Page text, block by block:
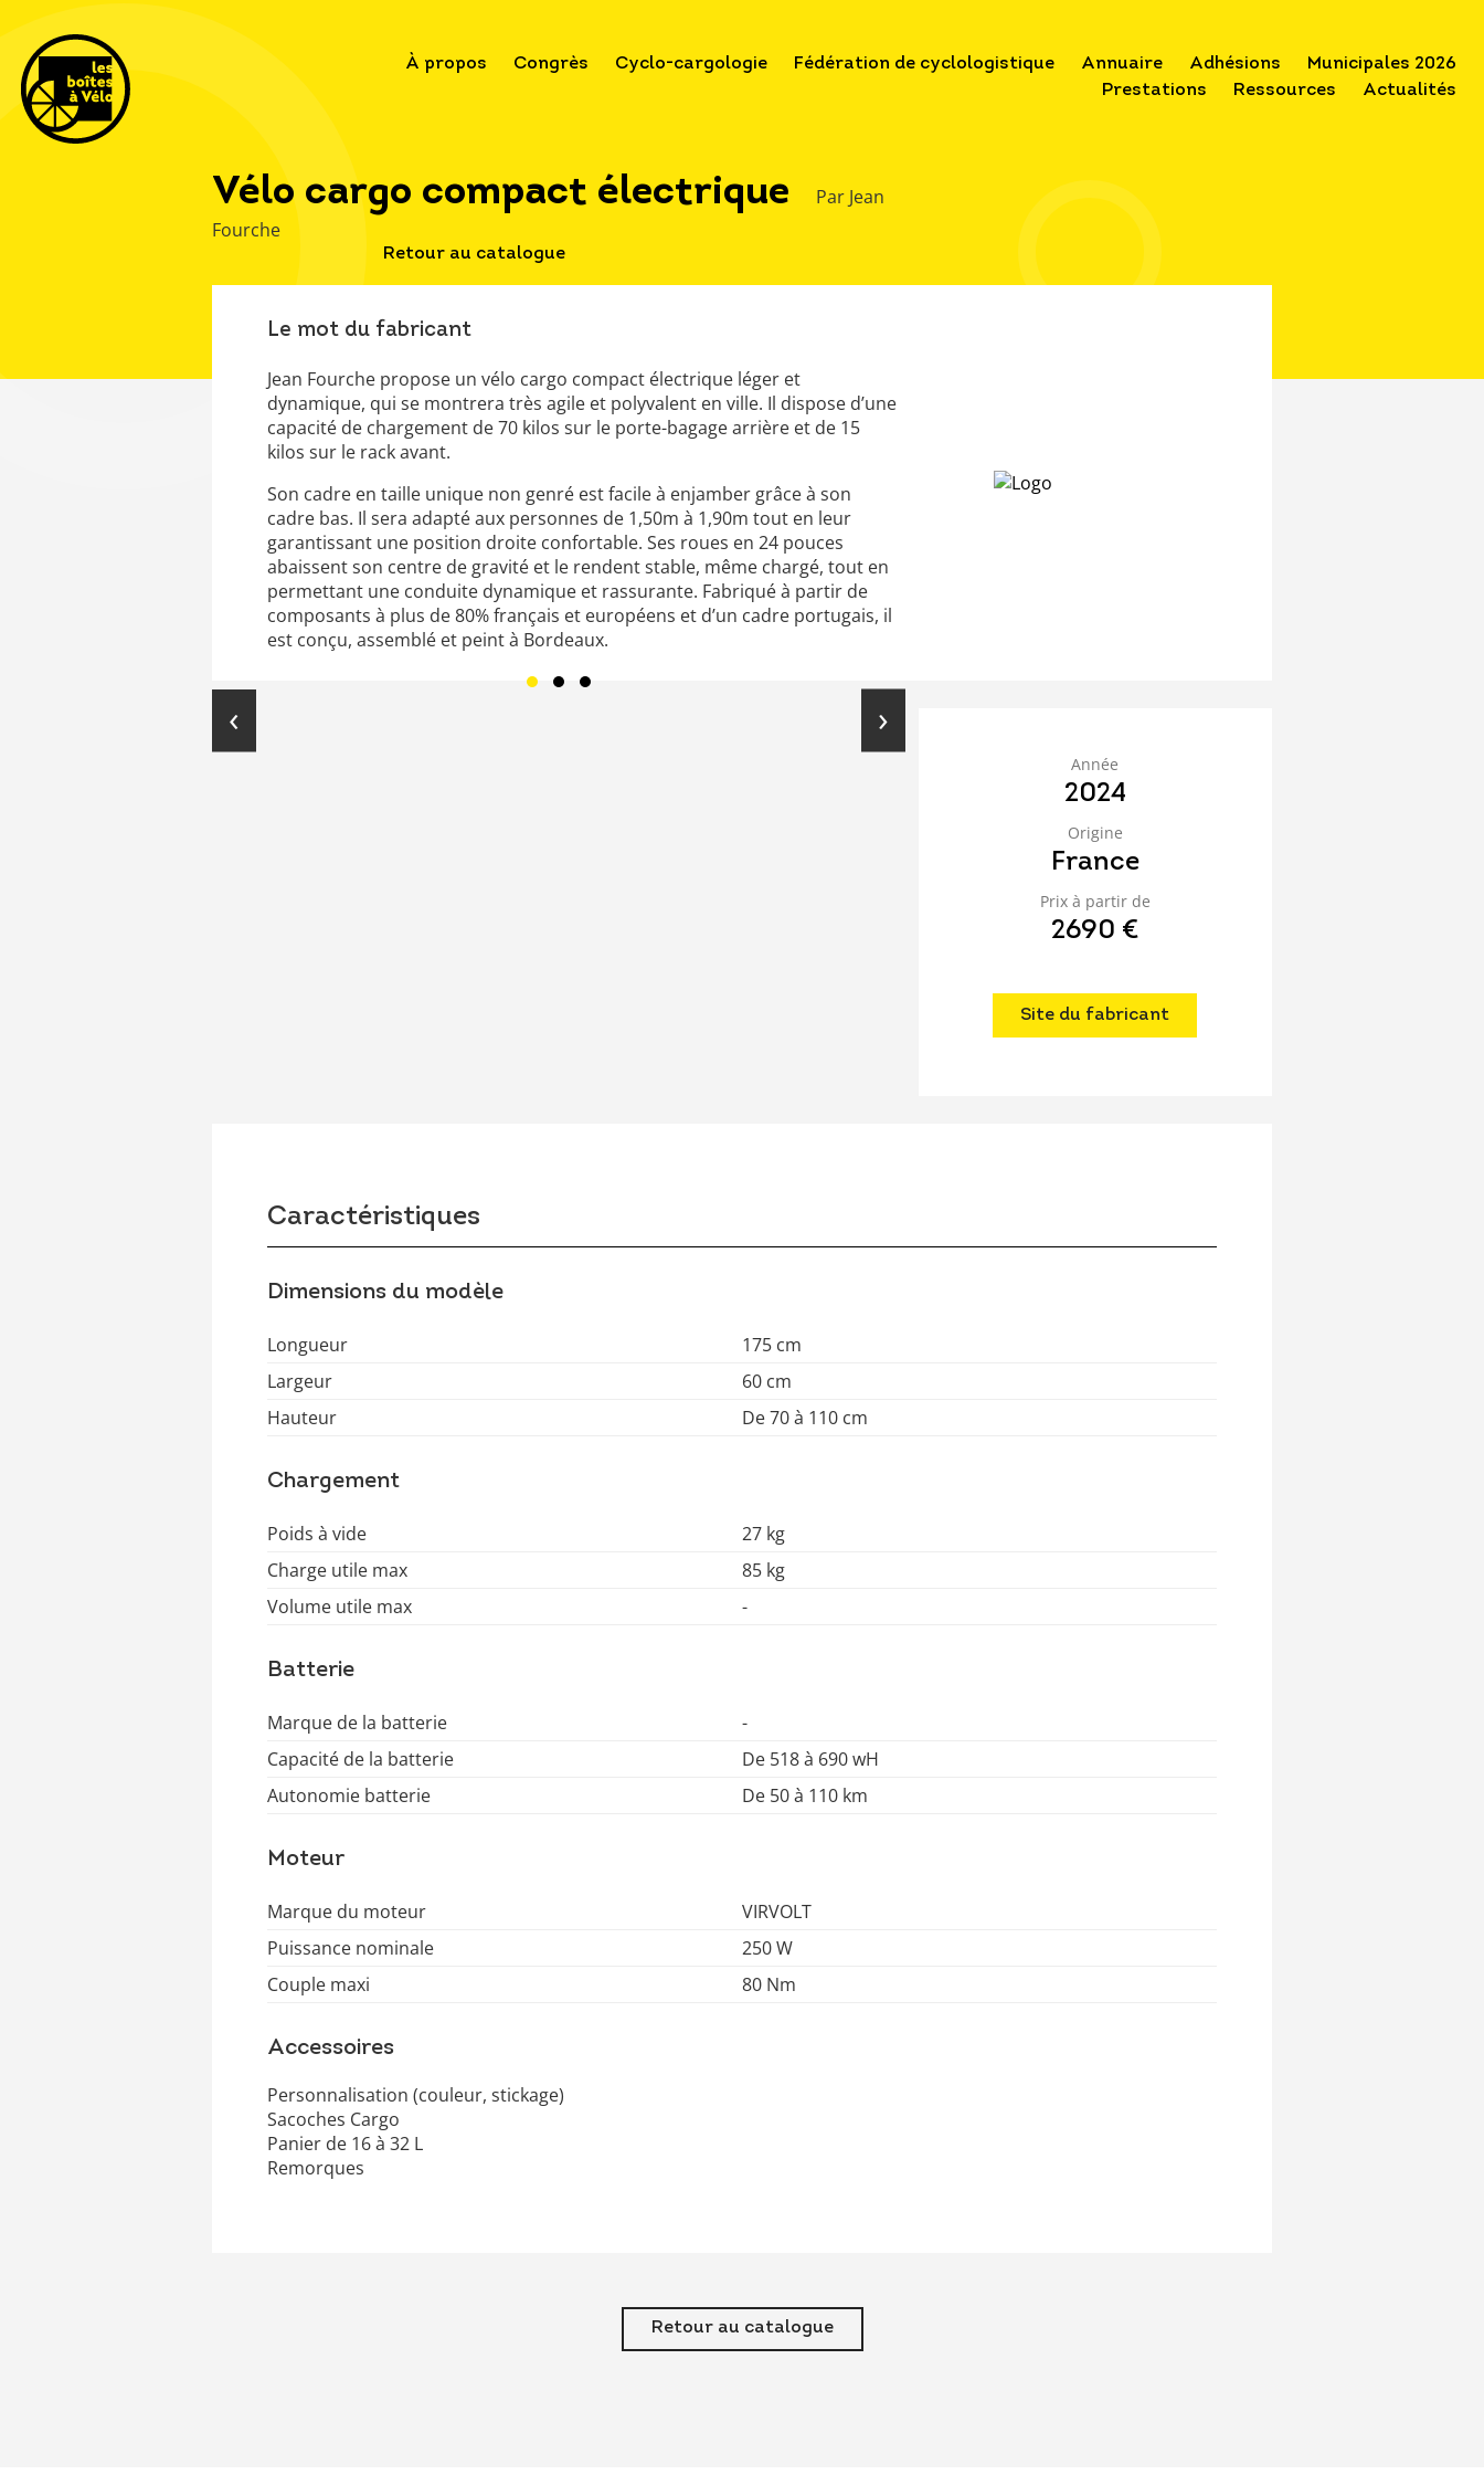
À propos Congrès Cyclo-cargologie Fédération de cyclologistique Annuaire Adhésions
Municipales 2026
Prestations
Ressources Actualités
Vélo cargo compact électrique
Par Jean
Fourche
Retour au catalogue
Le mot du fabricant
Jean Fourche propose un vélo cargo compact électrique léger et
dynamique, qui se montrera très agile et polyvalent en ville. Il dispose d’une
capacité de chargement de 70 kilos sur le porte-bagage arrière et de 15
kilos sur le rack avant.
Son cadre en taille unique non genré est facile à enjamber grâce à son
cadre bas. Il sera adapté aux personnes de 1,50m à 1,90m tout en leur
garantissant une position droite confortable. Ses roues en 24 pouces
abaissent son centre de gravité et le rendent stable, même chargé, tout en
permettant une conduite dynamique et rassurante. Fabriqué à partir de
composants à plus de 80% français et européens et d’un cadre portugais, il
est conçu, assemblé et peint à Bordeaux.
‹ ›
Année
2024
Origine
France
Prix à partir de
2690 €
Site du fabricant
Caractéristiques
Dimensions du modèle
Longueur
175 cm
Largeur
60 cm
Hauteur
De 70 à 110 cm
Chargement
Poids à vide
27 kg
Charge utile max
85 kg
Volume utile max
-
Batterie
Marque de la batterie
-
Capacité de la batterie
De 518 à 690 wH
Autonomie batterie
De 50 à 110 km
Moteur
Marque du moteur
VIRVOLT
Puissance nominale
250 W
Couple maxi
80 Nm
Accessoires
Personnalisation (couleur, stickage)
Sacoches Cargo
Panier de 16 à 32 L
Remorques
Retour au catalogue